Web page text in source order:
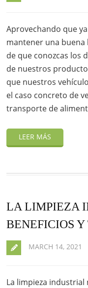
Aprovechando que
mantener una
de que conozcas los
de nuestros
que nuestros
el caso concreto de
transporte de
LA LIMPIEZA
BENEFICIOS Y
MARCH 14, 2021
La limpieza industrial